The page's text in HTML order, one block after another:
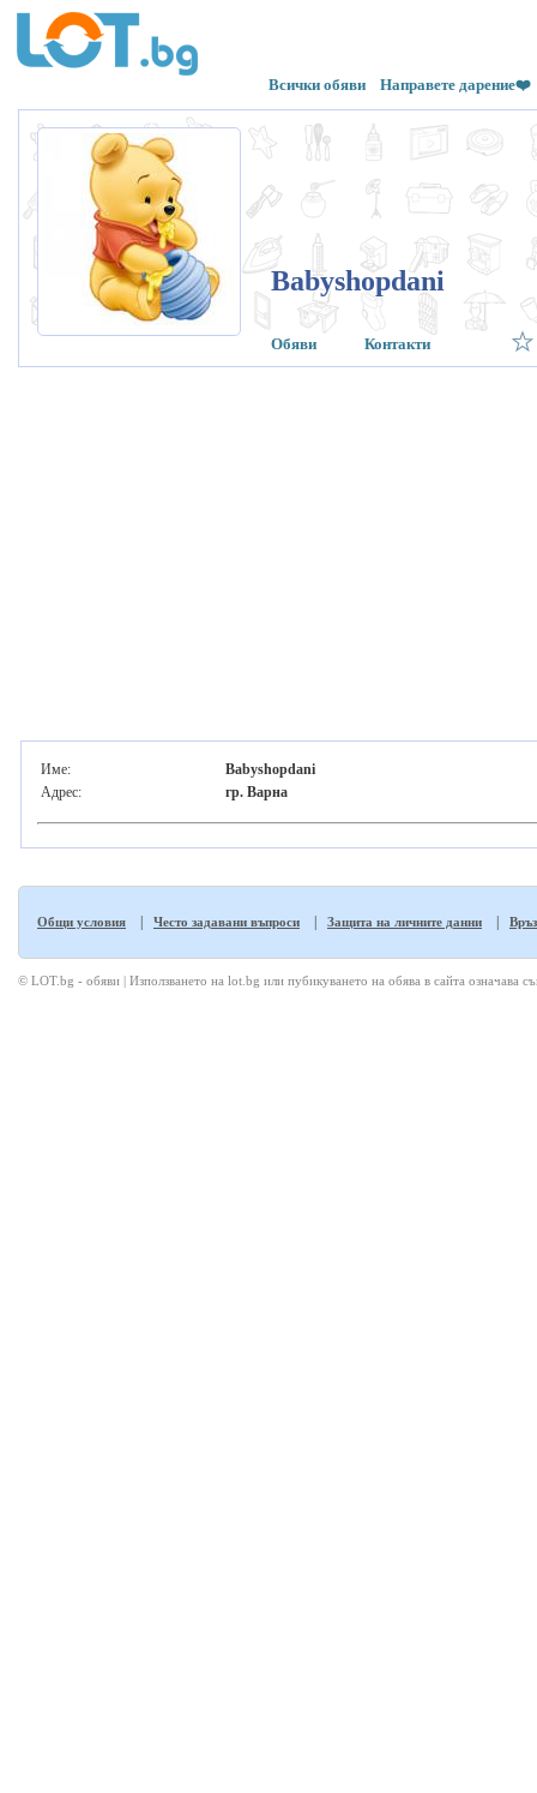
Всички обяви Направете дарение❤️
Babyshopdani
Обяви Контакти
Име:
Babyshopdani
Адрес:
гр. Варна
Общи условия Често задавани въпроси Защита на личните данни
© LOT.bg - обяви | Използването на lot.bg или пубикуването на обява в сайта означава